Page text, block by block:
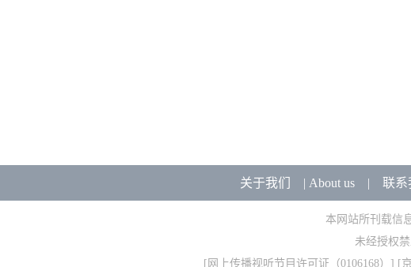
关于我们 | About us| 联系
本网站所刊载信
未经授权
[ 网上传播视听节目许可证（0106168） ] [